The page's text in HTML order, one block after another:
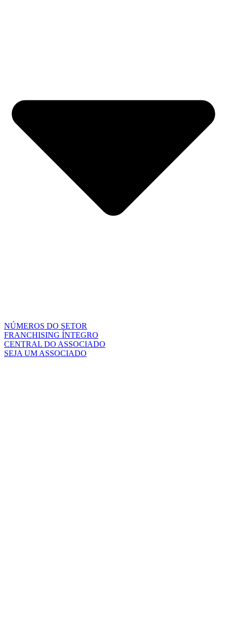
NÚMEROS DO SETOR
FRANCHISING ÍNTEGRO
CENTRAL DO ASSOCIADO
SEJA UM ASSOCIADO